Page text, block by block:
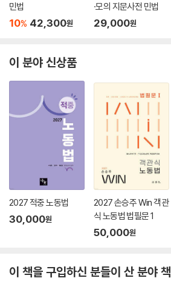
민법
10% 42,300원
·모의 지문사전 민법
29,000원
이 분야 신상품
2027 적중 노동법
30,000원
2027 손승주 Win 객관
식 노동법 법필문 1
50,000원
이 책을 구입하신 분들이 산 분야 책